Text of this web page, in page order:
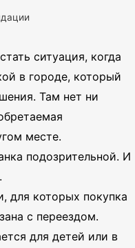
ситуация, когда
в городе, который
Там нет ни
месте.
подозрительной. И
для которых покупка
с переездом.
для детей или в